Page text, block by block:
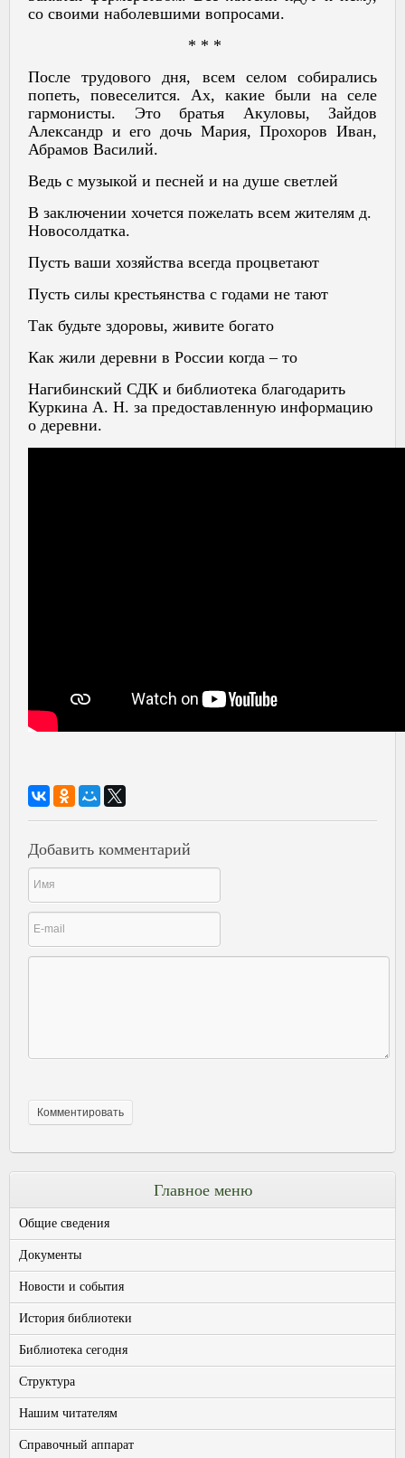
со своими наболевшими вопросами.
* * *
После трудового дня, всем селом собирались
попеть, повеселится. Ах, какие были на селе
гармонисты. Это братья Акуловы, Зайдов
Александр и его дочь Мария, Прохоров Иван,
Абрамов Василий.
Ведь с музыкой и песней и на душе светлей
В заключении хочется пожелать всем жителям д.
Новосолдатка.
Пусть ваши хозяйства всегда процветают
Пусть силы крестьянства с годами не тают
Так будьте здоровы, живите богато
Как жили деревни в России когда – то
Нагибинский СДК и библиотека благодарить
Куркина А. Н. за предоставленную информацию
о деревни.
Добавить комментарий
Главное меню
Общие сведения
Документы
Новости и события
История библиотеки
Библиотека сегодня
Структура
Нашим читателям
Справочный аппарат